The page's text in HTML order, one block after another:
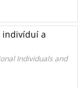
indivíduí a
Individuals and